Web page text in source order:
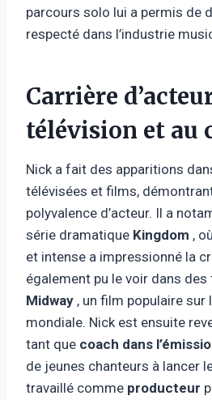
parcours solo lui a permis de
respecté dans l’industrie
Carrière
télévision et au
Nick a fait des apparitions
télévisées et films,
polyvalence d’acteur. Il a
série dramatique Kingdom ,
et intense a impressionné la
également pu le voir dans
Midway , un film populaire sur
mondiale. Nick est ensuite
tant que coach dans
de jeunes chanteurs à lancer
travaillé comme producteur